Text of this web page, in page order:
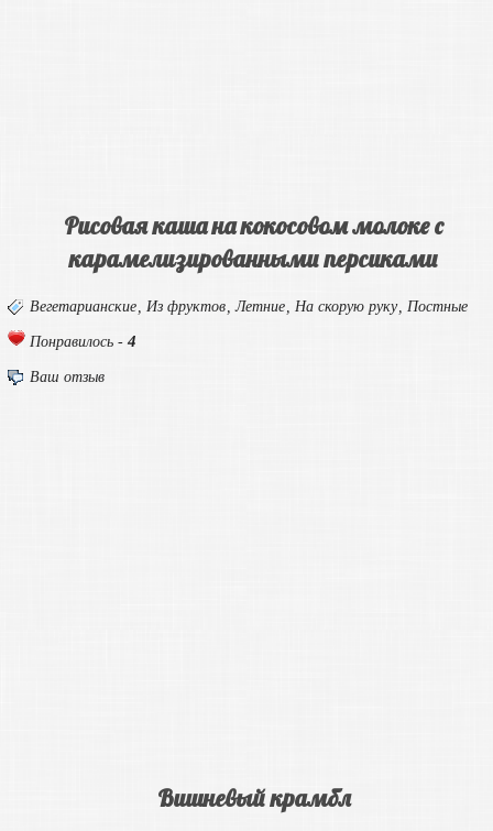
Рисовая каша на кокосовом молоке с
карамелизированными персиками
Вегетарианские, Из фруктов,Летние, На скорую руку, Постные
Понравилось -4
Ваш отзыв
Вишневый крамбл